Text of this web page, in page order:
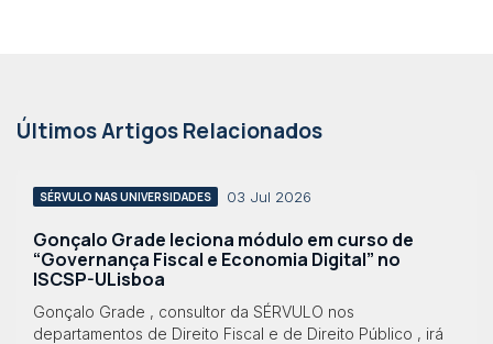
Últimos Artigos Relacionados
SÉRVULO NAS UNIVERSIDADES 03 Jul 2026
Gonçalo Grade leciona módulo em curso de
“Governança Fiscal e Economia Digital” no
ISCSP-ULisboa
Gonçalo Grade , consultor da SÉRVULO nos
departamentos de Direito Fiscal e de Direito Público , irá